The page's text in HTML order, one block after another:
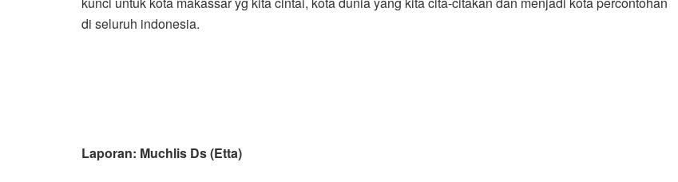
di seluruh indonesia.
Laporan: Muchlis Ds (Etta)